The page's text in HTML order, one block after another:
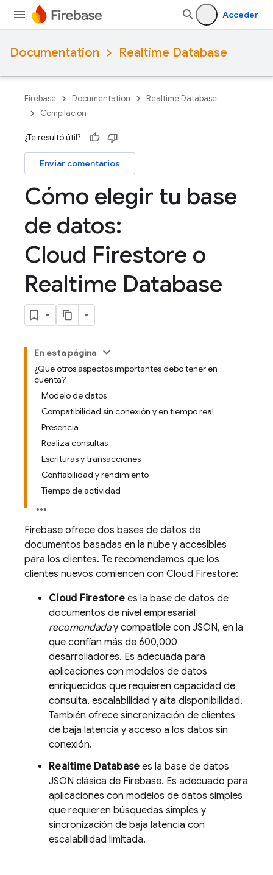
Acceder
Documentation Realtime Database
Firebase Documentation
Realtime Database
Compilación
¿Te resultó útil?
Enviar comentarios
Cómo elegir tu base
de datos:
Cloud Firestore o
Realtime Database
En esta página
¿Qué otros aspectos importantes debo tener en
cuenta?
Modelo de datos
Compatibilidad sin conexión y en tiempo real
Presencia
Realiza consultas
Escrituras y transacciones
Confiabilidad y rendimiento
Tiempo de actividad
Firebase ofrece dos bases de datos de
documentos basadas en la nube y accesibles
para los clientes. Te recomendamos que los
clientes nuevos comiencen con Cloud Firestore:
Cloud Firestorees la base de datos de
documentos de nivel empresarial
recomendaday compatible con JSON, en la
que confían más de 600,000
desarrolladores. Es adecuada para
aplicaciones con modelos de datos
enriquecidos que requieren capacidad de
consulta, escalabilidad y alta disponibilidad.
También ofrece sincronización de clientes
de baja latencia y acceso a los datos sin
conexión.
Realtime Database es la base de datos
JSON clásica de Firebase. Es adecuado para
aplicaciones con modelos de datos simples
que requieren búsquedas simples y
sincronización de baja latencia con
escalabilidad limitada.